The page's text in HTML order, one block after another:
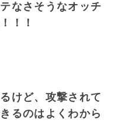
なさそうなオッチ
！！
けど、攻撃されて
るのはよくわから